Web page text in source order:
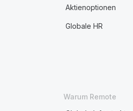
Aktienoptionen
Globale HR
Warum Remote